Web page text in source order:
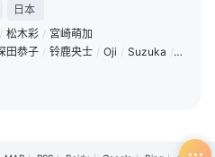
日本
/ 松木彩 / 宮崎萌加
田恭子 / 铃鹿央士 / Oji / Suzuka / 上杉柊